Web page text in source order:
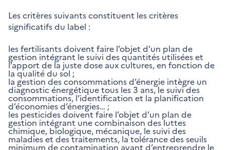
Les critères suivants constituent les critères
significatifs du label :
les fertilisants doivent faire l’objet d’un plan de
gestion intégrant le suivi des quantités utilisées et
l’apport de la juste dose aux cultures, en fonction de
la qualité du sol ;
la gestion des consommations d’énergie intègre un
diagnostic énergétique tous les 3 ans, le suivi des
consommations, l’identification et la planification
d’économies d’énergies… ;
les pesticides doivent faire l’objet d’un plan de
gestion intégrant une combinaison des luttes
chimique, biologique, mécanique, le suivi des
maladies et des traitements, la tolérance des seuils
minimum de contamination avant d’entreprendre le